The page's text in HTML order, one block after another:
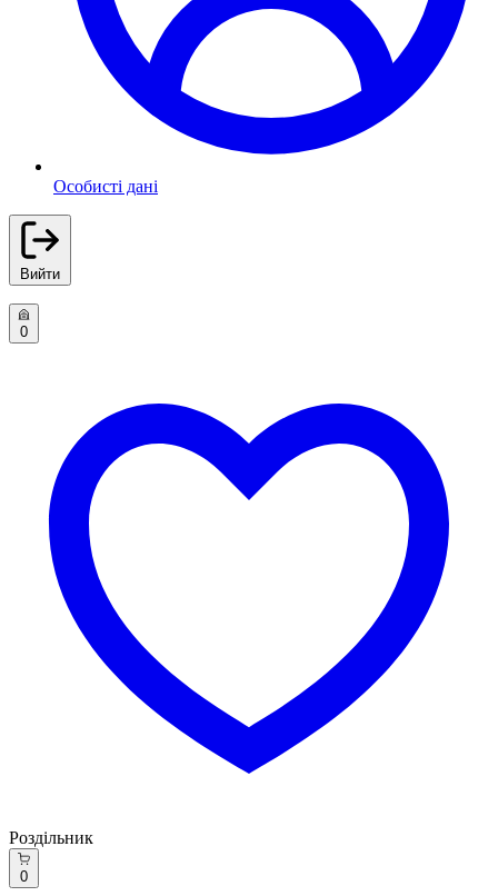
Особисті дані
Вийти
0
Роздільник
0